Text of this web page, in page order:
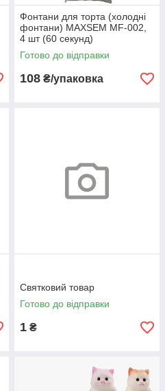
Фонтани для торта (холодні
фонтани) MAXSEM MF-002,
4 шт (60 секунд)
Готово до відправки
108 ₴/упаковка
Святковий товар
Готово до відправки
1 ₴